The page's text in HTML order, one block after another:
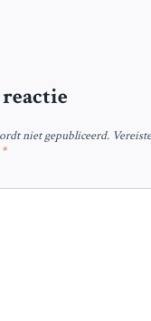
reactie
niet gepubliceerd.
*